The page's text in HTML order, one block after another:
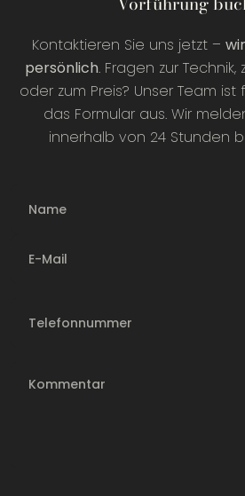
Kontaktieren Sie uns jetzt –
persönlich. Fragen zur
oder zum Preis? Unser Team ist
das Formular aus. Wir
innerhalb von 24 Stunden